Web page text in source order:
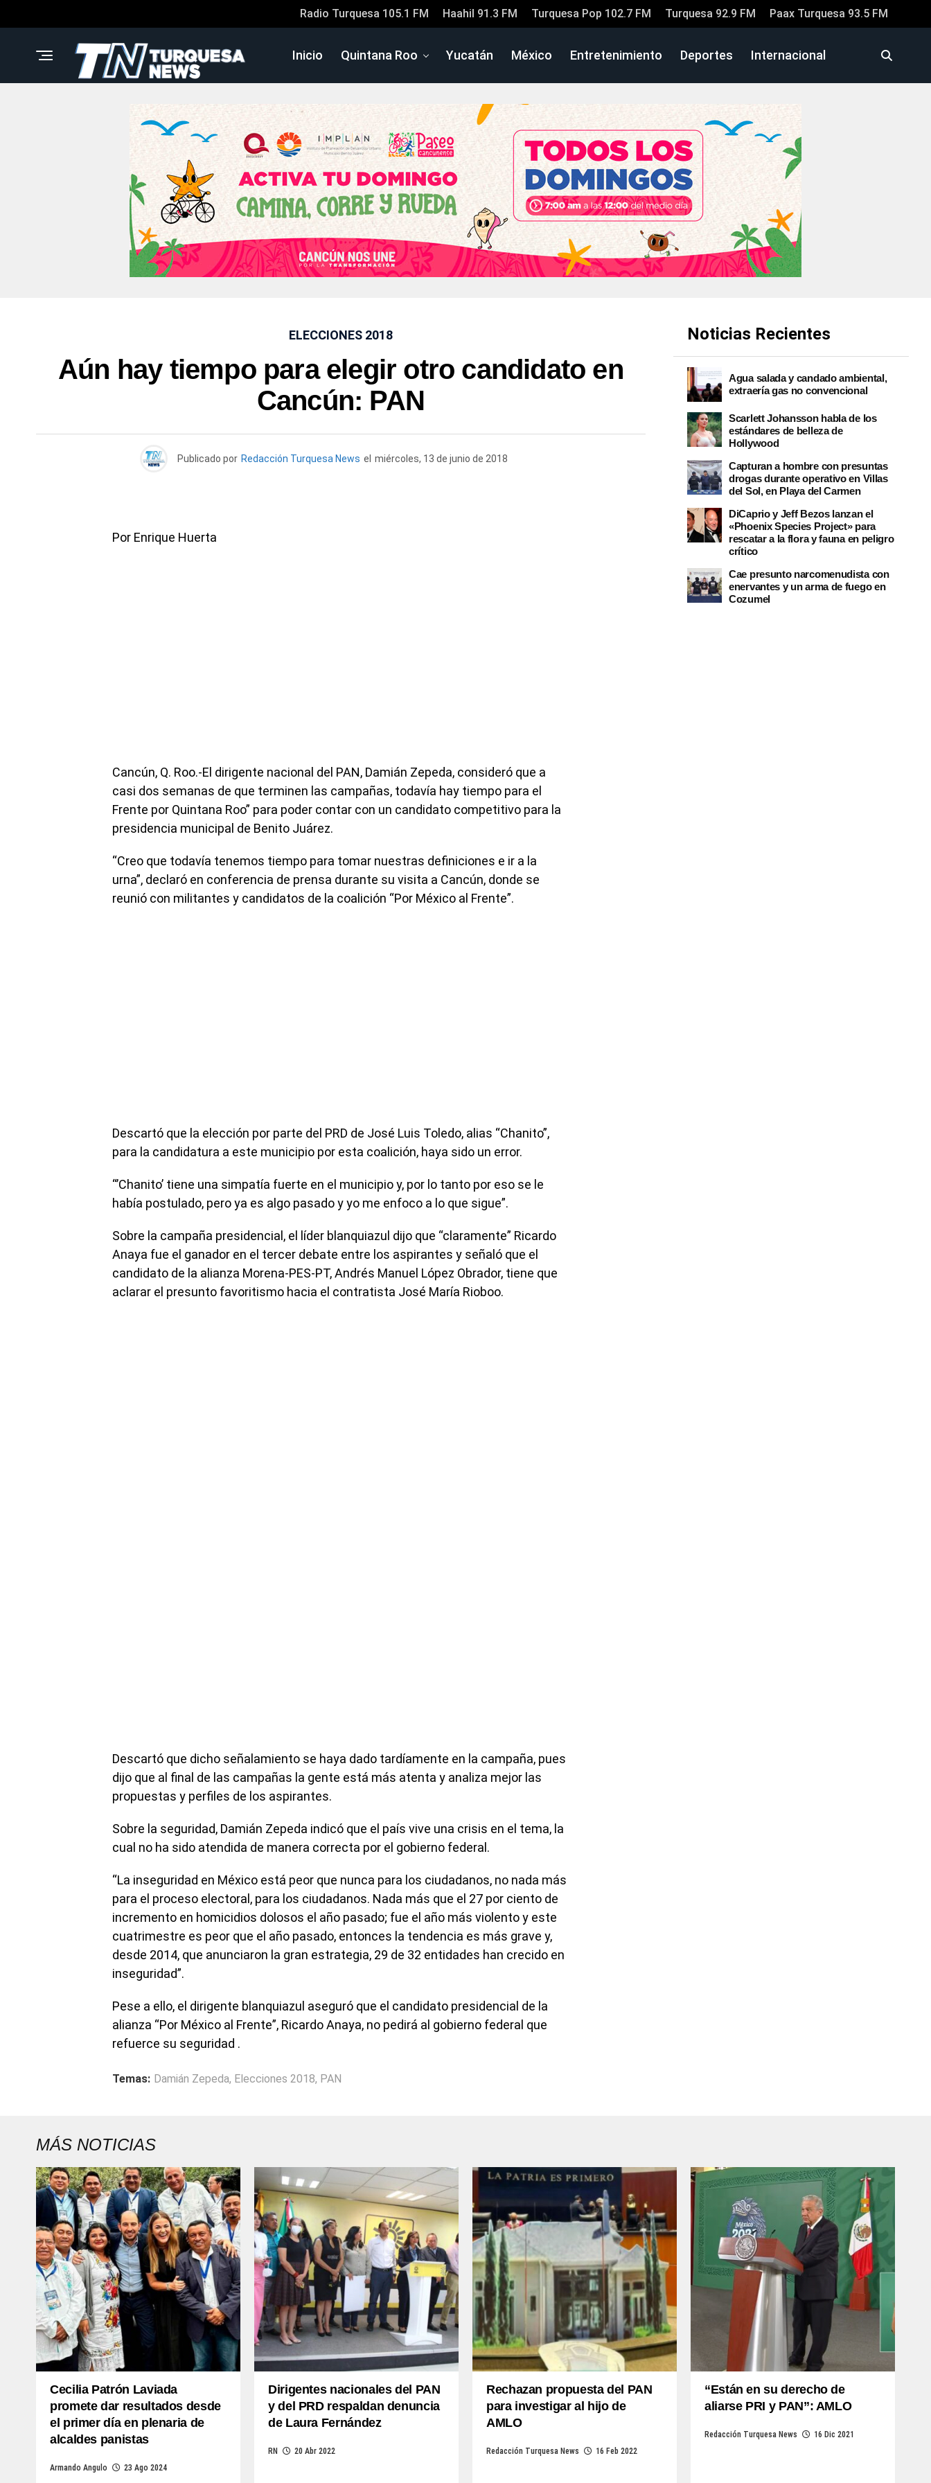
Radio Turquesa 105.1 FM Haahil 91.3 FM Turquesa Pop 102.7 FM Turquesa 92.9 FM Paax Turquesa 93.5 FM
Inicio Quintana Roo Yucatán México Entretenimiento Deportes Internacional
ELECCIONES 2018
Aún hay tiempo para elegir otro candidato en
Cancún: PAN
Publicado por Redacción Turquesa News el miércoles, 13 de junio de 2018
Por Enrique Huerta
Cancún, Q. Roo.-El dirigente nacional del PAN, Damián Zepeda, consideró que a
casi dos semanas de que terminen las campañas, todavía hay tiempo para el
Frente por Quintana Roo” para poder contar con un candidato competitivo para la
presidencia municipal de Benito Juárez.
“Creo que todavía tenemos tiempo para tomar nuestras definiciones e ir a la
urna”, declaró en conferencia de prensa durante su visita a Cancún, donde se
reunió con militantes y candidatos de la coalición “Por México al Frente”.
Descartó que la elección por parte del PRD de José Luis Toledo, alias “Chanito”,
para la candidatura a este municipio por esta coalición, haya sido un error.
“’Chanito’ tiene una simpatía fuerte en el municipio y, por lo tanto por eso se le
había postulado, pero ya es algo pasado y yo me enfoco a lo que sigue”.
Sobre la campaña presidencial, el líder blanquiazul dijo que “claramente” Ricardo
Anaya fue el ganador en el tercer debate entre los aspirantes y señaló que el
candidato de la alianza Morena-PES-PT, Andrés Manuel López Obrador, tiene que
aclarar el presunto favoritismo hacia el contratista José María Rioboo.
Descartó que dicho señalamiento se haya dado tardíamente en la campaña, pues
dijo que al final de las campañas la gente está más atenta y analiza mejor las
propuestas y perfiles de los aspirantes.
Sobre la seguridad, Damián Zepeda indicó que el país vive una crisis en el tema, la
cual no ha sido atendida de manera correcta por el gobierno federal.
“La inseguridad en México está peor que nunca para los ciudadanos, no nada más
para el proceso electoral, para los ciudadanos. Nada más que el 27 por ciento de
incremento en homicidios dolosos el año pasado; fue el año más violento y este
cuatrimestre es peor que el año pasado, entonces la tendencia es más grave y,
desde 2014, que anunciaron la gran estrategia, 29 de 32 entidades han crecido en
inseguridad”.
Pese a ello, el dirigente blanquiazul aseguró que el candidato presidencial de la
alianza “Por México al Frente”, Ricardo Anaya, no pedirá al gobierno federal que
refuerce su seguridad .
Temas: Damián Zepeda, Elecciones 2018, PAN
Noticias Recientes
Agua salada y candado ambiental,
extraería gas no convencional
Scarlett Johansson habla de los
estándares de belleza de
Hollywood
Capturan a hombre con presuntas
drogas durante operativo en Villas
del Sol, en Playa del Carmen
DiCaprio y Jeff Bezos lanzan el
«Phoenix Species Project» para
rescatar a la flora y fauna en peligro
crítico
Cae presunto narcomenudista con
enervantes y un arma de fuego en
Cozumel
MÁS NOTICIAS
Cecilia Patrón Laviada
promete dar resultados desde
el primer día en plenaria de
alcaldes panistas
Armando Angulo 23 Ago 2024
Dirigentes nacionales del PAN
y del PRD respaldan denuncia
de Laura Fernández
RN 20 Abr 2022
Rechazan propuesta del PAN
para investigar al hijo de
AMLO
Redacción Turquesa News 16 Feb 2022
“Están en su derecho de
aliarse PRI y PAN”: AMLO
Redacción Turquesa News 16 Dic 2021